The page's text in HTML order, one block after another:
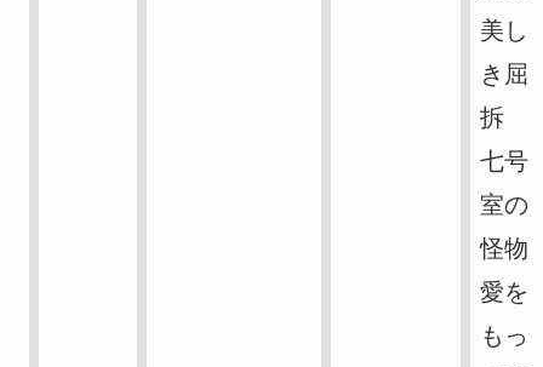
美し
き屈
拆
七号
室の
怪物
愛を
もっ